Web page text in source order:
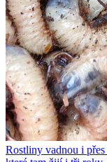
Rostliny vadnou i